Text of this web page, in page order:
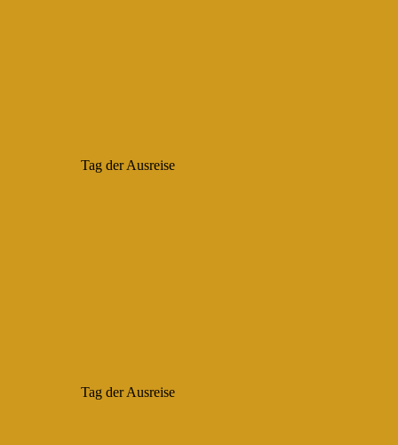
Tag der Ausreise
Tag der Ausreise